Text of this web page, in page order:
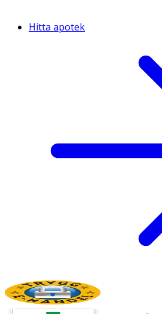
Hitta apotek